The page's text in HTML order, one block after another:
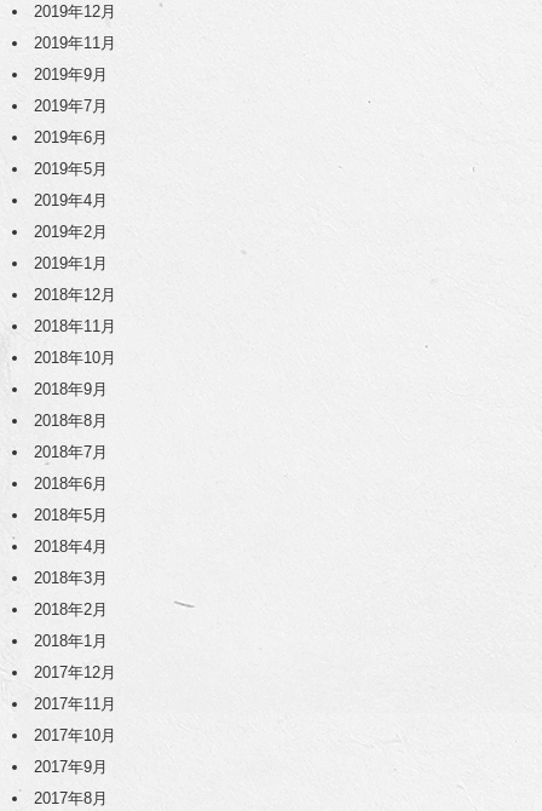
2019年12月
2019年11月
2019年9月
2019年7月
2019年6月
2019年5月
2019年4月
2019年2月
2019年1月
2018年12月
2018年11月
2018年10月
2018年9月
2018年8月
2018年7月
2018年6月
2018年5月
2018年4月
2018年3月
2018年2月
2018年1月
2017年12月
2017年11月
2017年10月
2017年9月
2017年8月